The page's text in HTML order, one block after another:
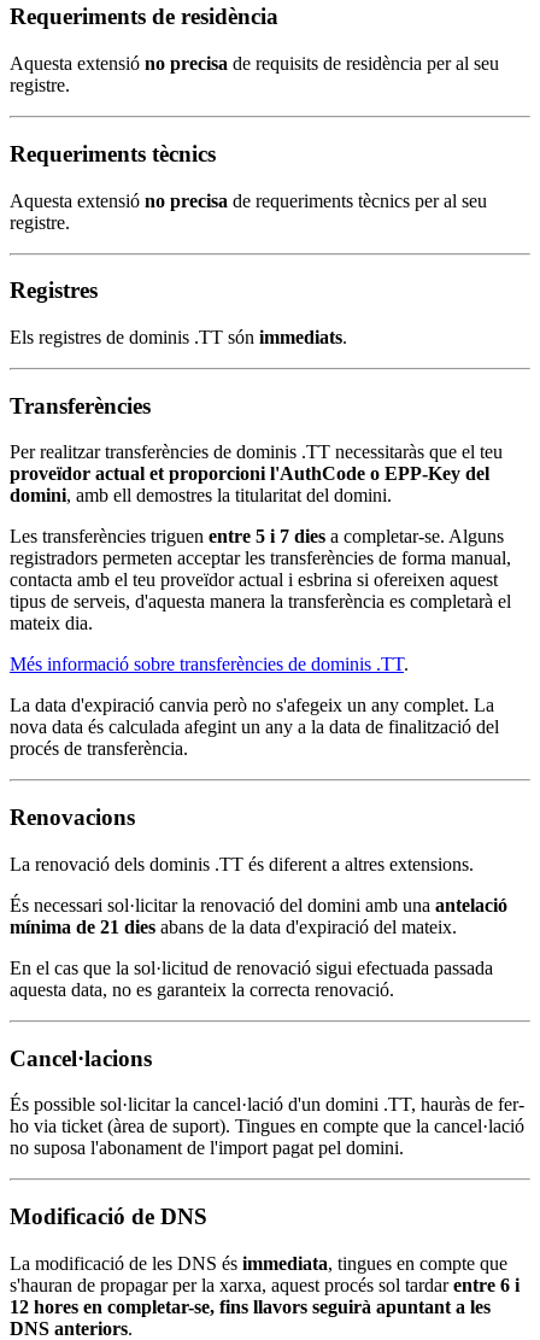
Requeriments de residència
Aquesta extensió no precisa de requisits de residència per al seu
registre.
Requeriments tècnics
Aquesta extensió no precisa de requeriments tècnics per al seu
registre.
Registres
Els registres de dominis .TT són immediats.
Transferències
Per realitzar transferències de dominis .TT necessitaràs que el teu
proveïdor actual et proporcioni l'AuthCode o EPP-Key del
domini, amb ell demostres la titularitat del domini.
Les transferències triguen entre 5 i 7 dies a completar-se. Alguns
registradors permeten acceptar les transferències de forma manual,
contacta amb el teu proveïdor actual i esbrina si ofereixen aquest
tipus de serveis, d'aquesta manera la transferència es completarà el
mateix dia.
Més informació sobre transferències de dominis .TT.
La data d'expiració canvia però no s'afegeix un any complet. La
nova data és calculada afegint un any a la data de finalització del
procés de transferència.
Renovacions
La renovació dels dominis .TT és diferent a altres extensions.
És necessari sol·licitar la renovació del domini amb una antelació
mínima de 21 dies abans de la data d'expiració del mateix.
En el cas que la sol·licitud de renovació sigui efectuada passada
aquesta data, no es garanteix la correcta renovació.
Cancel·lacions
És possible sol·licitar la cancel·lació d'un domini .TT, hauràs de fer-
ho via ticket (àrea de suport). Tingues en compte que la cancel·lació
no suposa l'abonament de l'import pagat pel domini.
Modificació de DNS
La modificació de les DNS és immediata, tingues en compte que
s'hauran de propagar per la xarxa, aquest procés sol tardarentre 6 i
12 hores en completar-se, fins llavors seguirà apuntant a les
DNS anteriors.